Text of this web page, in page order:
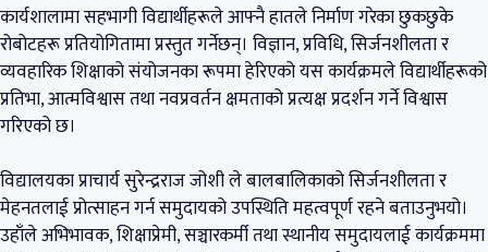
कार्यशालामा सहभागी विद्यार्थीहरूले आफ्नै हातले निर्माण गरेका छुकछुके
रोबोटहरू प्रतियोगितामा प्रस्तुत गर्नेछन्। विज्ञान, प्रविधि, सिर्जनशीलता र
व्यवहारिक शिक्षाको संयोजनका रूपमा हेरिएको यस कार्यक्रमले विद्यार्थीहरूको
प्रतिभा, आत्मविश्वास तथा नवप्रवर्तन क्षमताको प्रत्यक्ष प्रदर्शन गर्ने विश्वास
गरिएको छ।
विद्यालयका प्राचार्य सुरेन्द्रराज जोशी ले बालबालिकाको सिर्जनशीलता र
मेहनतलाई प्रोत्साहन गर्न समुदायको उपस्थिति महत्वपूर्ण रहने बताउनुभयो।
उहाँले अभिभावक, शिक्षाप्रेमी, सञ्चारकर्मी तथा स्थानीय समुदायलाई कार्यक्रममा